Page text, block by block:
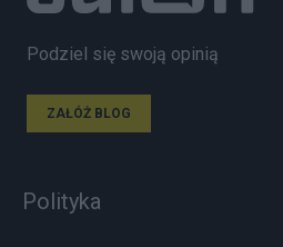
Podziel się swoją opinią
ZAŁÓŻ BLOG
Polityka